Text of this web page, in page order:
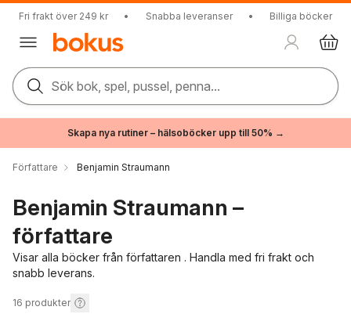
Fri frakt över 249 kr • Snabba leveranser • Billiga böcker
Sök bok, spel, pussel, penna...
Skapa nya rutiner – hälsoböcker upp till 50% →
Författare Benjamin Straumann
Benjamin Straumann –
författare
Visar alla böcker från författaren . Handla med fri frakt och
snabb leverans.
16 produkter